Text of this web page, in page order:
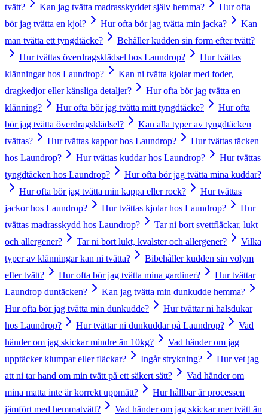
tvätt?
Kan jag tvätta madrasskyddet själv hemma?
Hur ofta
bör jag tvätta en kjol?
Hur ofta bör jag tvätta min jacka?
Kan
man tvätta ett tyngdtäcke?
Behåller kudden sin form efter tvätt?
Hur tvättas överdragsklädsel hos Laundrop?
Hur tvättas
klänningar hos Laundrop?
Kan ni tvätta kjolar med foder,
dragkedjor eller känsliga detaljer?
Hur ofta bör jag tvätta en
klänning?
Hur ofta bör jag tvätta mitt tyngdtäcke?
Hur ofta
bör jag tvätta överdragsklädsel?
Kan alla typer av tyngdtäcken
tvättas?
Hur tvättas kappor hos Laundrop?
Hur tvättas täcken
hos Laundrop?
Hur tvättas kuddar hos Laundrop?
Hur tvättas
tyngdtäcken hos Laundrop?
Hur ofta bör jag tvätta mina kuddar?
Hur ofta bör jag tvätta min kappa eller rock?
Hur tvättas
jackor hos Laundrop?
Hur tvättas kjolar hos Laundrop?
Hur
tvättas madrasskydd hos Laundrop?
Tar ni bort svettfläckar, lukt
och allergener?
Tar ni bort lukt, kvalster och allergener?
Vilka
typer av klänningar kan ni tvätta?
Bibehåller kudden sin volym
efter tvätt?
Hur ofta bör jag tvätta mina gardiner?
Hur tvättar
Laundrop duntäcken?
Kan jag tvätta min dunkudde hemma?
Hur ofta bör jag tvätta min dunkudde?
Hur tvättar ni halsdukar
hos Laundrop?
Hur tvättar ni dunkuddar på Laundrop?
Vad
händer om jag skickar mindre än 10kg?
Vad händer om jag
upptäcker klumpar eller fläckar?
Ingår strykning?
Hur vet jag
att ni tar hand om min tvätt på ett säkert sätt?
Vad händer om
mina matta inte är korrekt uppmätt?
Hur hållbar är processen
jämfört med hemmatvätt?
Vad händer om jag skickar mer tvätt än